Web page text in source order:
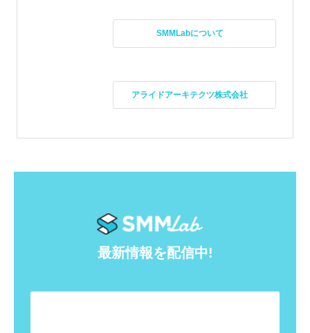
SMMLabについて
アライドアーキテクツ株式会社
最新情報を配信中!